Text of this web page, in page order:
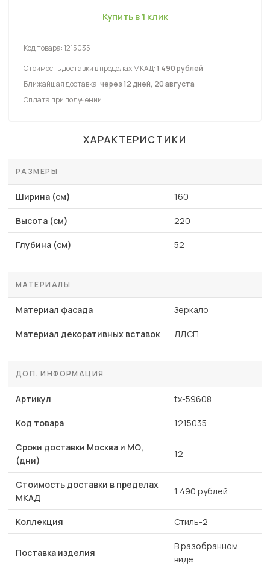
Купить в 1 клик
Код товара:1215035
Стоимость доставки в пределах МКАД:1 490 рублей
Ближайшая доставка:через 12 дней, 20 августа
Оплата при получении
ХАРАКТЕРИСТИКИ
РАЗМЕРЫ
Ширина (см) 160
Высота (см) 220
Глубина (см) 52
МАТЕРИАЛЫ
Материал фасада Зеркало
Материал декоративных вставок ЛДСП
ДОП. ИНФОРМАЦИЯ
Артикул tx-59608
Код товара 1215035
Сроки доставки Москва и МО,
(дни)
12
Стоимость доставки в пределах
МКАД
1 490 рублей
Коллекция Стиль-2
Поставка изделия
В разобранном
виде